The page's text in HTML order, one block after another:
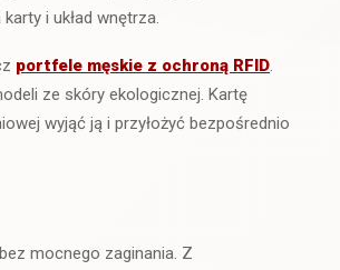
i układ wnętrza.
portfele męskie z ochroną RFID
ze skóry ekologicznej. Kartę
wyjąć ją i przyłożyć bezpośrednio
mocnego zaginania. Z